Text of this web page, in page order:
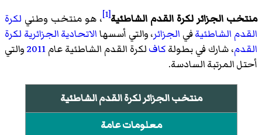
منتخب الجزائر لكرة القدم الشاطئية[1] ، هو منتخب وطني لكرة
القدم الشاطئيةفي الجزائر، والتي أسسهاالاتحادية الجزائرية لكرة
القدم، شارك في بطولةكافلكرة القدم الشاطئية عام2011والتي
أحتل المرتبة السادسة.
منتخب الجزائر لكرة القدم الشاطئية
معلومات عامة